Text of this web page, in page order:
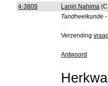
4-3809 Lanjri Nahima
Tandheelkunde
Verzendingvraag
Antwoord